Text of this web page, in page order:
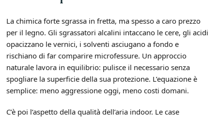
La chimica forte sgrassa in fretta, ma spesso a caro prezzo
per il legno. Gli sgrassatori alcalini intaccano le cere, gli acidi
opacizzano le vernici, i solventi asciugano a fondo e
rischiano di far comparire microfessure. Un approccio
naturale lavora in equilibrio: pulisce il necessario senza
spogliare la superficie della sua protezione. L’equazione è
semplice: meno aggressione oggi, meno costi domani.
C’è poi l’aspetto della qualità dell’aria indoor. Le case